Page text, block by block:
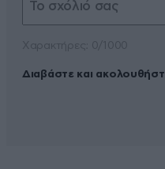
Διαβάστε και